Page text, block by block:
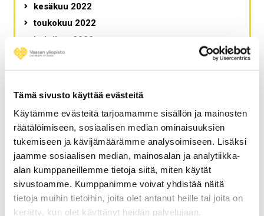
Tämä sivusto käyttää evästeitä
Käytämme evästeitä tarjoamamme sisällön ja mainosten
räätälöimiseen, sosiaalisen median ominaisuuksien
tukemiseen ja kävijämäärämme analysoimiseen. Lisäksi
jaamme sosiaalisen median, mainosalan ja analytiikka-
alan kumppaneillemme tietoja siitä, miten käytät
sivustoamme. Kumppanimme voivat yhdistää näitä
tietoja muihin tietoihin, joita olet antanut heille tai joita on
kerätty, kun olet käyttänyt heidän palvelujaan.
kesäkuu 2022
toukokuu 2022
huhtikuu 2022
maaliskuu 2022
helmikuu 2022
tammikuu 2022
marraskuu 2021
lokakuu 2021
syyskuu 2021
elokuu 2021
kesäkuu 2021
toukokuu 2021